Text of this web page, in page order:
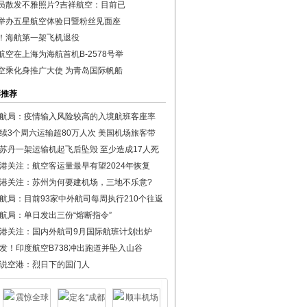
散发不雅照片?吉祥航空：目前已
办五星航空体验日暨粉丝见面座
海航第一架飞机退役
空在上海为海航首机B-2578号举
乘化身推广大使 为青岛国际帆船
荐
局：疫情输入风险较高的入境航班客座率
3个周六运输超80万人次 美国机场旅客带
丹一架运输机起飞后坠毁 至少造成17人死
关注：航空客运量最早有望2024年恢复
关注：苏州为何要建机场，三地不乐意?
局：目前93家中外航司每周执行210个往返
局：单日发出三份“熔断指令”
关注：国内外航司9月国际航班计划出炉
！印度航空B738冲出跑道并坠入山谷
空港：烈日下的国门人